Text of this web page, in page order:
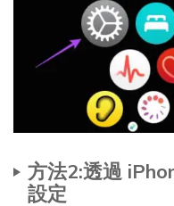
方法2:透過
設定